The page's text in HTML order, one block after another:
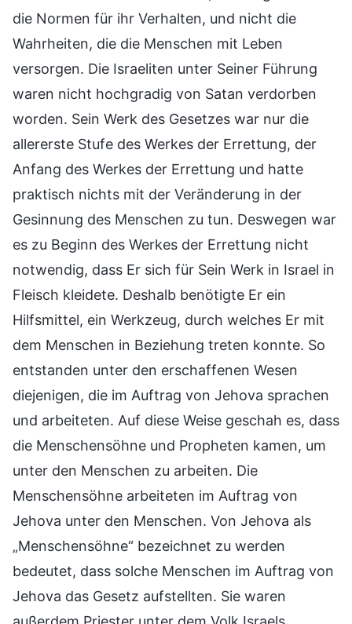
die Normen für ihr Verhalten, und nicht die
Wahrheiten, die die Menschen mit Leben
versorgen. Die Israeliten unter Seiner Führung
waren nicht hochgradig von Satan verdorben
worden. Sein Werk des Gesetzes war nur die
allererste Stufe des Werkes der Errettung, der
Anfang des Werkes der Errettung und hatte
praktisch nichts mit der Veränderung in der
Gesinnung des Menschen zu tun. Deswegen war
es zu Beginn des Werkes der Errettung nicht
notwendig, dass Er sich für Sein Werk in Israel in
Fleisch kleidete. Deshalb benötigte Er ein
Hilfsmittel, ein Werkzeug, durch welches Er mit
dem Menschen in Beziehung treten konnte. So
entstanden unter den erschaffenen Wesen
diejenigen, die im Auftrag von Jehova sprachen
und arbeiteten. Auf diese Weise geschah es, dass
die Menschensöhne und Propheten kamen, um
unter den Menschen zu arbeiten. Die
Menschensöhne arbeiteten im Auftrag von
Jehova unter den Menschen. Von Jehova als
„Menschensöhne“ bezeichnet zu werden
bedeutet, dass solche Menschen im Auftrag von
Jehova das Gesetz aufstellten. Sie waren